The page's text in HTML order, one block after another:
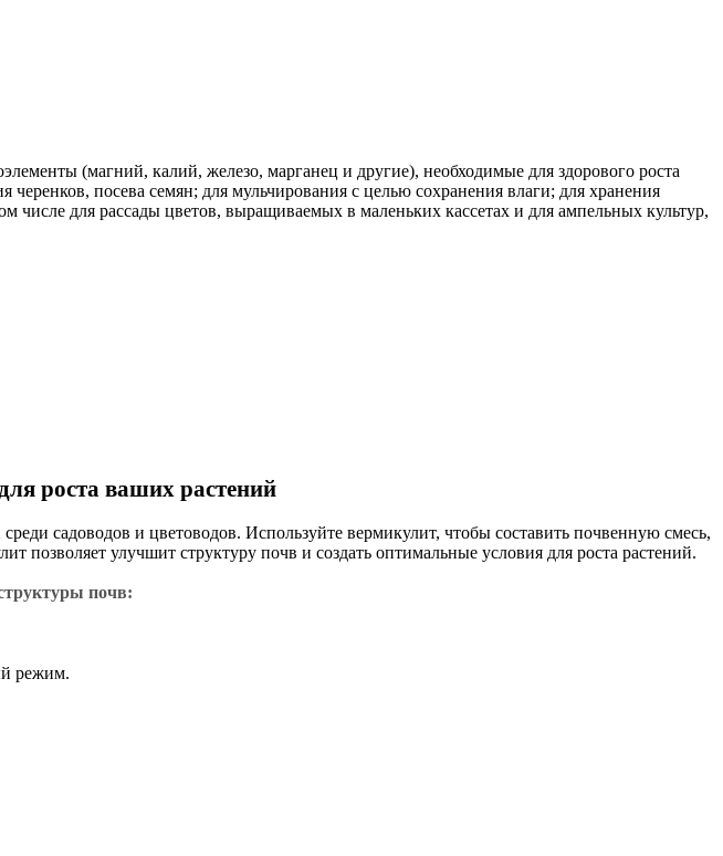
(магний, калий, железо, марганец и другие), необходимые для здорового роста
посева семян; для мульчирования с целью сохранения влаги; для хранения
для рассады цветов, выращиваемых в маленьких кассетах и для ампельных культур,
роста ваших растений
садоводов и цветоводов. Используйте вермикулит, чтобы составить почвенную смесь,
позволяет улучшит структуру почв и создать оптимальные условия для роста растений.
почв:
режим.